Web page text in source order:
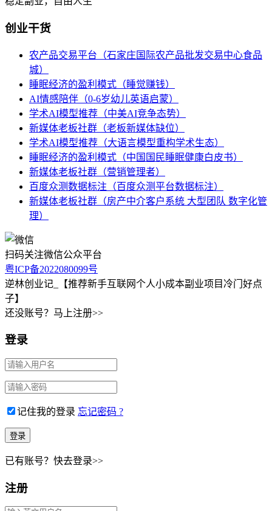
创业干货
农产品交易平台（石家庄国际农产品批发交易中心食品
城）
睡眠经济的盈利模式（睡觉赚钱）
AI情感陪伴（0-6岁幼儿英语启蒙）
学术AI模型推荐（中美AI竞争态势）
新媒体老板社群（老板新媒体缺位）
学术AI模型推荐（大语言模型重构学术生态）
睡眠经济的盈利模式（中国国民睡眠健康白皮书）
新媒体老板社群（营销管理者）
百度众测数据标注（百度众测平台数据标注）
新媒体老板社群（房产中介客户系统 大型团队 数字化管
理）
扫码关注微信公众平台
粤ICP备2022080099号
逆林创业记_【推荐新手互联网个人小成本副业项目冷门好点
子】
还没账号？马上注册>>
登录
记住我的登录 忘记密码 ?
已有账号？快去登录>>
注册